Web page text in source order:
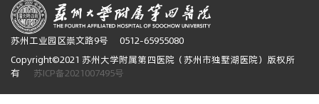
苏州工业园区崇文路9号
0512-65955080
Copyright©2021 苏州大学附属第四医院（苏州市独墅湖医院）版权所
有
苏ICP备2021007495号